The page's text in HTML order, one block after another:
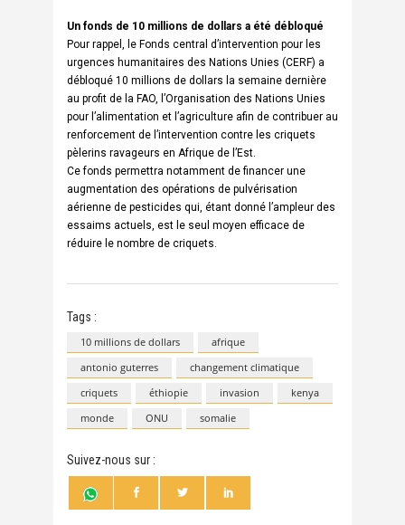
Un fonds de 10 millions de dollars a été débloqué
Pour rappel, le Fonds central d’intervention pour les
urgences humanitaires des Nations Unies (CERF) a
débloqué 10 millions de dollars la semaine dernière
au profit de la FAO, l’Organisation des Nations Unies
pour l’alimentation et l’agriculture afin de contribuer au
renforcement de l’intervention contre les criquets
pèlerins ravageurs en Afrique de l’Est.
Ce fonds permettra notamment de financer une
augmentation des opérations de pulvérisation
aérienne de pesticides qui, étant donné l’ampleur des
essaims actuels, est le seul moyen efficace de
réduire le nombre de criquets.
Tags :
10 millions de dollars
afrique
antonio guterres
changement climatique
criquets
éthiopie invasion
kenya
monde
ONU somalie
Suivez-nous sur :